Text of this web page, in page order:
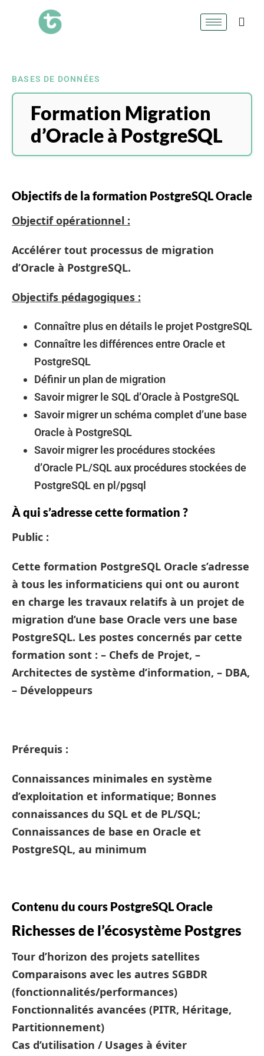
BASES DE DONNÉES
Formation Migration
d’Oracle à PostgreSQL
Objectifs de la formation PostgreSQL Oracle
Objectif opérationnel :
Accélérer tout processus de migration
d’Oracle à PostgreSQL.
Objectifs pédagogiques :
Connaître plus en détails le projet PostgreSQL
Connaître les différences entre Oracle et
PostgreSQL
Définir un plan de migration
Savoir migrer le SQL d’Oracle à PostgreSQL
Savoir migrer un schéma complet d’une base
Oracle à PostgreSQL
Savoir migrer les procédures stockées
d’Oracle PL/SQL aux procédures stockées de
PostgreSQL en pl/pgsql
À qui s’adresse cette formation ?
Public :
Cette formation PostgreSQL Oracle s’adresse
à tous les informaticiens qui ont ou auront
en charge les travaux relatifs à un projet de
migration d’une base Oracle vers une base
PostgreSQL. Les postes concernés par cette
formation sont : – Chefs de Projet, –
Architectes de système d’information, – DBA,
– Développeurs
Prérequis :
Connaissances minimales en système
d’exploitation et informatique; Bonnes
connaissances du SQL et de PL/SQL;
Connaissances de base en Oracle et
PostgreSQL, au minimum
Contenu du cours PostgreSQL Oracle
Richesses de l’écosystème Postgres
Tour d’horizon des projets satellites
Comparaisons avec les autres SGBDR
(fonctionnalités/performances)
Fonctionnalités avancées (PITR, Héritage,
Partitionnement)
Cas d’utilisation / Usages à éviter